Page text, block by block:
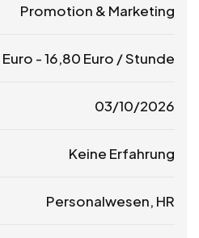
Promotion & Marketing
Euro -16,80 Euro / Stunde
03/10/2026
Keine Erfahrung
Personalwesen, HR